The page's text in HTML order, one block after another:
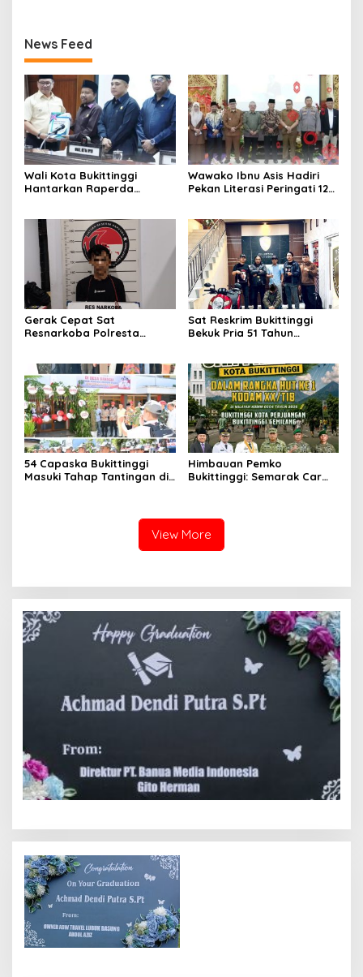
News Feed
Wali Kota Bukittinggi
Hantarkan Raperda
Wawako Ibnu Asis Hadiri
Pekan Literasi Peringati 124
Gerak Cepat Sat
Resnarkoba Polresta
Sat Reskrim Bukittinggi
Bekuk Pria 51 Tahun
54 Capaska Bukittinggi
Masuki Tahap Tantingan di
Himbauan Pemko
Bukittinggi: Semarak Car
Militer (KODAM) XX/Tuanku
Imam Bonjol
View More